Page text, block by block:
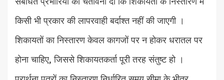
किसी भी प्रकार की लापरवाही बर्दाश्त नहीं की जाएगी ।
शिकायतों का निस्तारण केवल कागजों पर न होकर धरातल पर
होना चाहिए, जिससे शिकायतकर्ता पूरी तरह संतुष्ट हो ।